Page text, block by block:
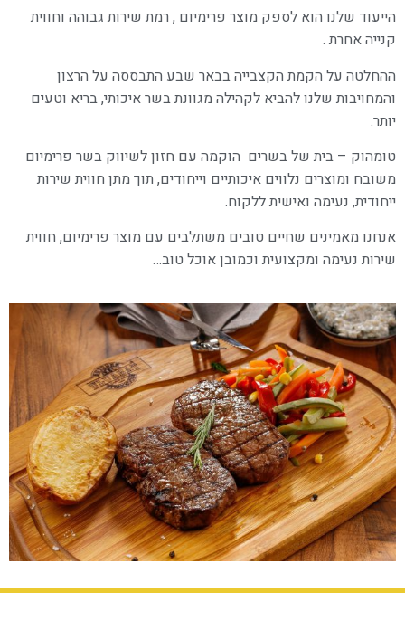
הייעוד שלנו הוא לספק מוצר פרימיום , רמת שירות גבוהה וחווית
קנייה אחרת .
ההחלטה על הקמת הקצבייה בבאר שבע התבססה על הרצון
והמחויבות שלנו להביא לקהילה מגוונת בשר איכותי, בריא וטעים
יותר.
טומהוק – בית של בשרים הוקמה עם חזון לשיווק בשר פרימיום
משובח ומוצרים נלווים איכותיים וייחודים, תוך מתן חווית שירות
ייחודית, נעימה ואישית ללקוח.
אנחנו מאמינים שחיים טובים משתלבים עם מוצר פרימיום, חווית
שירות נעימה ומקצועית וכמובן אוכל טוב…